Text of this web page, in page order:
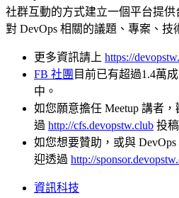
社群互動的方式建立一個平台提
對 DevOps 相關的議題、專案、技
更多資訊請上 https://
FB 社團 目前已有超過1.4萬
中。
如您願意擔任 Meetup 講者，
過 http://cfs.devopstw.club 投稿
如您想要贊助，或與
迎透過 http://
資訊科技